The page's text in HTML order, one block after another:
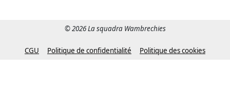
© 2026 La squadra Wambrechies
CGU Politique de confidentialité Politique des cookies